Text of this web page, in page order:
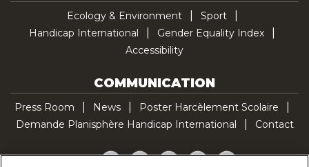
Ecology & Environment
Sport
Handicap International
Gender Equality Index
Accessibility
COMMUNICATION
Press Room News
Poster Harcèlement Scolaire
Demande Planisphère Handicap International
Contact
Facebook
TwitterYouTubePinterestTikTok